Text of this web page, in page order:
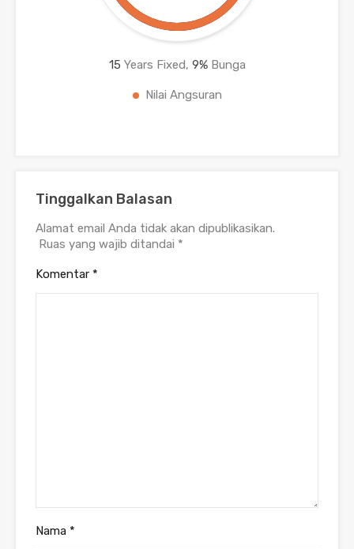
15 Years Fixed, 9%Bunga
Nilai Angsuran
Tinggalkan Balasan
Alamat email Anda tidak akan dipublikasikan.
Ruas yang wajib ditandai *
Komentar *
Nama *